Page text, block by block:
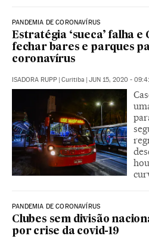
PANDEMIA DE CORONAVÍRUS
Estratégia ‘sueca’ falha e
fechar bares e parques
coronavírus
ISADORA RUPP | Curitiba | JUN 15, 2020 -
PANDEMIA DE CORONAVÍRUS
Clubes sem divisão
por crise da covid-19